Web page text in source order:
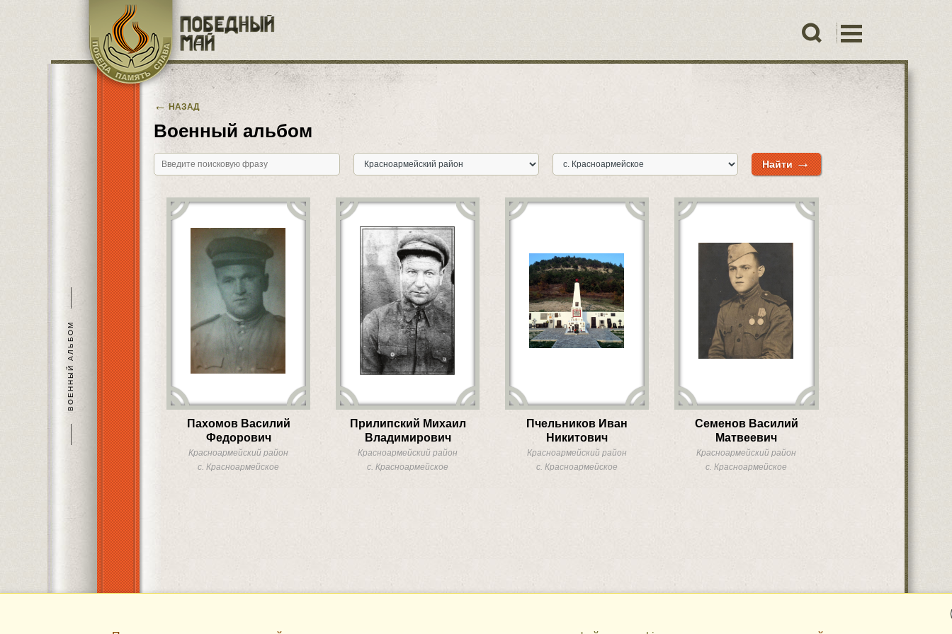
Перейти к основному содержанию
ВОЕННЫЙ АЛЬБОМ
←НАЗАД
Военный альбом
Найти→
Пахомов Василий
Федорович
Красноармейский район
с. Красноармейское
Прилипский Михаил
Владимирович
Красноармейский район
с. Красноармейское
Пчельников Иван
Никитович
Красноармейский район
с. Красноармейское
Семенов Василий
Матвеевич
Красноармейский район
с. Красноармейское